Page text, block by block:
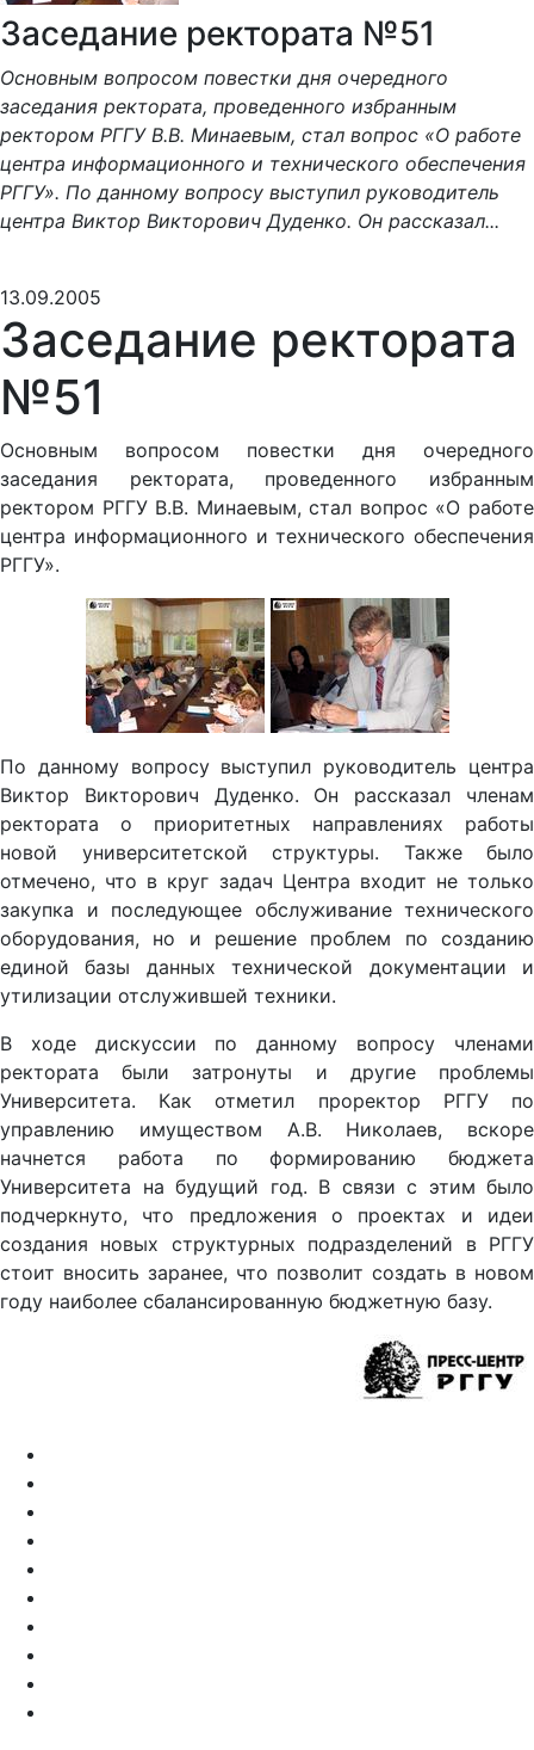
Заседание ректората №51
Основным вопросом повестки дня очередного
заседания ректората, проведенного избранным
ректором РГГУ В.В. Минаевым, стал вопрос «О работе
центра информационного и технического обеспечения
РГГУ». По данному вопросу выступил руководитель
центра Виктор Викторович Дуденко. Он рассказал...
13.09.2005
Заседание ректората
№51
Основным вопросом повестки дня очередного
заседания ректората, проведенного избранным
ректором РГГУ В.В. Минаевым, стал вопрос «О работе
центра информационного и технического обеспечения
РГГУ».
По данному вопросу выступил руководитель центра
Виктор Викторович Дуденко. Он рассказал членам
ректората о приоритетных направлениях работы
новой университетской структуры. Также было
отмечено, что в круг задач Центра входит не только
закупка и последующее обслуживание технического
оборудования, но и решение проблем по созданию
единой базы данных технической документации и
утилизации отслужившей техники.
В ходе дискуссии по данному вопросу членами
ректората были затронуты и другие проблемы
Университета. Как отметил проректор РГГУ по
управлению имуществом А.В. Николаев, вскоре
начнется работа по формированию бюджета
Университета на будущий год. В связи с этим было
подчеркнуто, что предложения о проектах и идеи
создания новых структурных подразделений в РГГУ
стоит вносить заранее, что позволит создать в новом
году наиболее сбалансированную бюджетную базу.